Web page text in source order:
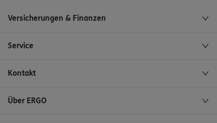
Versicherungen & Finanzen
Service
Kontakt
Über ERGO